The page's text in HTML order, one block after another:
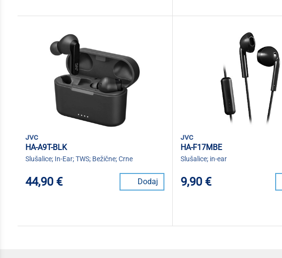
jvc
HA-A9T-BLK
Slušalice; In-Ear; TWS; Bežične; Crne
44,90 € Dodaj
jvc
HA-F17MBE
Slušalice; in-ear
9,90 €